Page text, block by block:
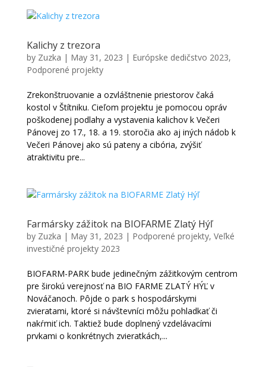
Kalichy z trezora
by Zuzka | May 31, 2023 | Európske dedičstvo 2023,
Podporené projekty
Zrekonštruovanie a ozvláštnenie priestorov čaká
kostol v Štítniku. Cieľom projektu je pomocou opráv
poškodenej podlahy a vystavenia kalichov k Večeri
Pánovej zo 17., 18. a 19. storočia ako aj iných nádob k
Večeri Pánovej ako sú pateny a cibória, zvýšiť
atraktivitu pre...
Farmársky zážitok na BIOFARME Zlatý Hýľ
by Zuzka | May 31, 2023 | Podporené projekty, Veľké
investičné projekty 2023
BIOFARM-PARK bude jedinečným zážitkovým centrom
pre širokú verejnosť na BIO FARME ZLATÝ HÝĽ v
Nováčanoch. Pôjde o park s hospodárskymi
zvieratami, ktoré si návštevníci môžu pohladkať či
nakŕmiť ich. Taktiež bude doplnený vzdelávacími
prvkami o konkrétnych zvieratkách,...